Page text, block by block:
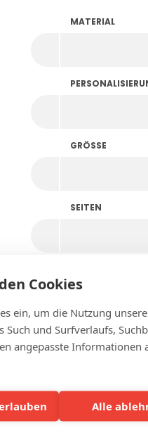
Cookies
ein, um die Nutzung
Such und Surfverlaufs,
angepasste Informationen
Alle
MATERIAL
GRÖSSE
SEITEN